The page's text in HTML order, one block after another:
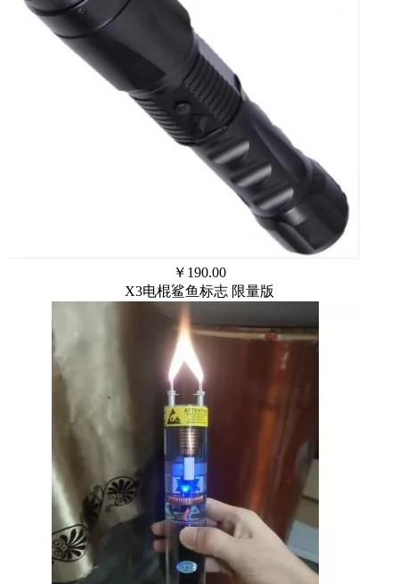
￥ 190.00
X3电棍鲨鱼标志 限量版